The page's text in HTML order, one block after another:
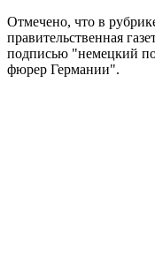
Отмечено, что в
правительственная
подписью "немецкий
фюрер Германии".